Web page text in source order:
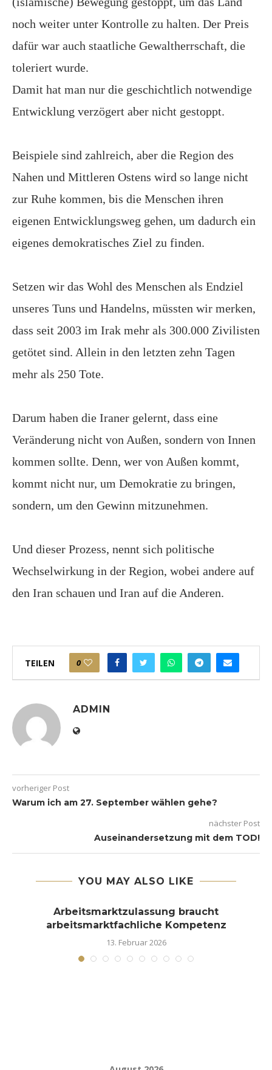
noch weiter unter Kontrolle zu halten. Der Preis
dafür war auch staatliche Gewaltherrschaft, die
toleriert wurde.
Damit hat man nur die geschichtlich notwendige
Entwicklung verzögert aber nicht gestoppt.
Beispiele sind zahlreich, aber die Region des
Nahen und Mittleren Ostens wird so lange nicht
zur Ruhe kommen, bis die Menschen ihren
eigenen Entwicklungsweg gehen, um dadurch ein
eigenes demokratisches Ziel zu finden.
Setzen wir das Wohl des Menschen als Endziel
unseres Tuns und Handelns, müssten wir merken,
dass seit 2003 im Irak mehr als 300.000 Zivilisten
getötet sind. Allein in den letzten zehn Tagen
mehr als 250 Tote.
Darum haben die Iraner gelernt, dass eine
Veränderung nicht von Außen, sondern von Innen
kommen sollte. Denn, wer von Außen kommt,
kommt nicht nur, um Demokratie zu bringen,
sondern, um den Gewinn mitzunehmen.
Und dieser Prozess, nennt sich politische
Wechselwirkung in der Region, wobei andere auf
den Iran schauen und Iran auf die Anderen.
TEILEN 0
ADMIN
vorheriger Post
Warum ich am 27. September wählen gehe?
nächster Post
Auseinandersetzung mit dem TOD!
YOU MAY ALSO LIKE
Arbeitsmarktzulassung braucht
arbeitsmarktfachliche Kompetenz
13. Februar 2026